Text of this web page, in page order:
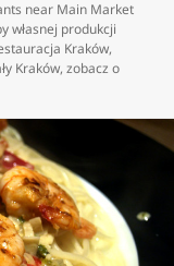
near Main Market
własnej produkcji
Kraków,
Kraków,zobacz o